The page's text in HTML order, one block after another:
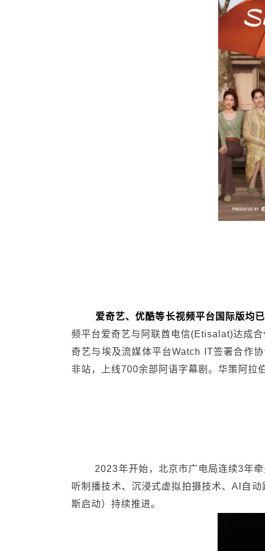
爱奇艺、优酷等长视频平台国际版均
频平台爱奇艺与阿联酋电信(Etisalat)达成
奇艺与埃及流媒体平台Watch IT签署合作
非站，上线700余部阿语字幕剧。华策阿拉
2023年开始，北京市广电局连续3年牵
听制播技术、沉浸式虚拟拍摄技术、AI自
斯启动）持续推进。